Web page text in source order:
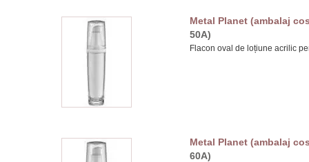
Metal Planet (ambalaj
50A)
Flacon oval de loțiune acrilic
Metal Planet (ambalaj
60A)